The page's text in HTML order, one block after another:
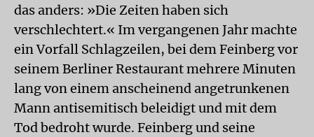
das anders: »Die Zeiten haben sich
verschlechtert.« Im vergangenen Jahr machte
ein Vorfall Schlagzeilen, bei dem Feinberg vor
seinem Berliner Restaurant mehrere Minuten
lang von einem anscheinend angetrunkenen
Mann antisemitisch beleidigt und mit dem
Tod bedroht wurde. Feinberg und seine